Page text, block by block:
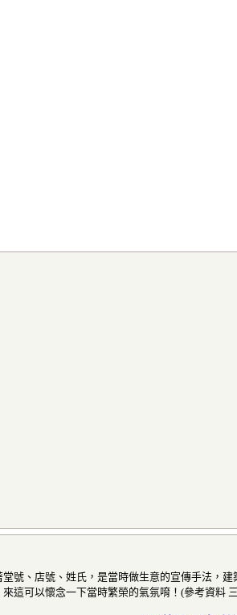
號、店號、姓氏，是當時做生意的宣傳手法，
這可以懷念一下當時繁榮的氣氛唷！(參考資料